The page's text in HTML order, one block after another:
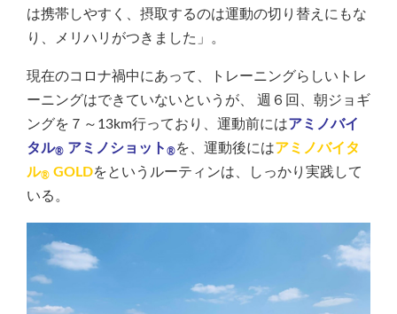
は携帯しやすく、摂取するのは運動の切り替えにもな
り、メリハリがつきました」。
現在のコロナ禍中にあって、トレーニングらしいトレ
ーニングはできていないというが、 週６回、朝ジョギ
ングを７～13km行っており、運動前にはアミノバイ
タル® アミノショット ®を、運動後にはアミノバイタ
ル® GOLDをというルーティンは、しっかり実践して
いる。